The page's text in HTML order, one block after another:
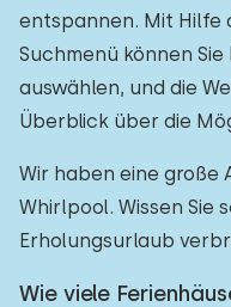
entspannen. Mit Hilfe
Suchmenü können
auswählen, und die
Überblick über die
Wir haben eine große
Whirlpool. Wissen Sie
Erholungsurlaub
Wie viele